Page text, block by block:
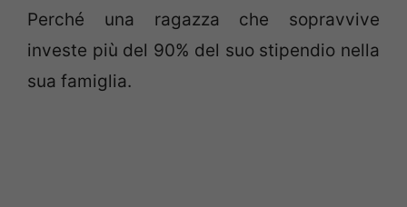
Perché una ragazza che sopravvive
investe più del 90% del suo stipendio nella
sua famiglia.